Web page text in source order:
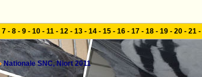
7- 8- 9- 10- 11- 12- 13- 14- 15- 16- 17- 18- 19- 20- 21-
Nationale SNC, Niort 2011